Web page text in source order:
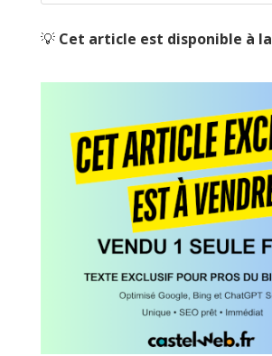
💡 Cet article est disponible à